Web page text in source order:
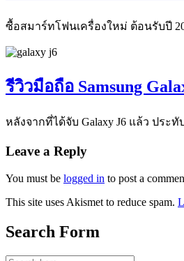
ซื้อสมาร์ทโฟนเครื่องใหม่ ต้อนรับปี
รีวิวมือถือ Samsung
หลังจากที่ได้จับ Galaxy J6 แล้ว ประทั
Leave a Reply
You must be logged in to post a
This site uses Akismet to reduce spam.
Search Form